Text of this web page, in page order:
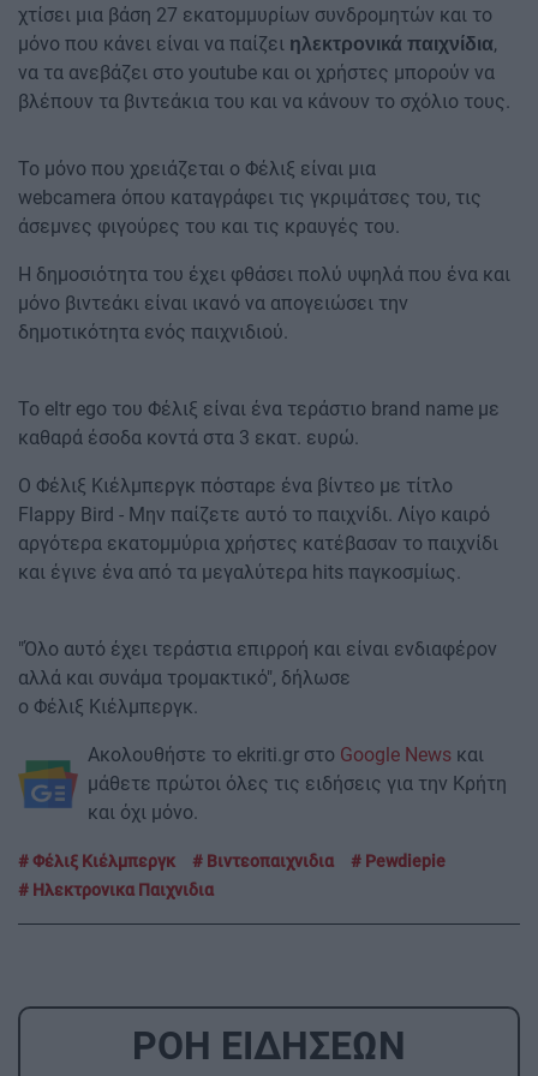
χτίσει μια βάση 27 εκατομμυρίων συνδρομητών και το
μόνο που κάνει είναι να παίζει ηλεκτρονικά παιχνίδια,
να τα ανεβάζει στο youtube και οι χρήστες μπορούν να
βλέπουν τα βιντεάκια του και να κάνουν το σχόλιο τους.
Το μόνο που χρειάζεται ο Φέλιξ είναι μια
webcamera όπου καταγράφει τις γκριμάτσες του, τις
άσεμνες φιγούρες του και τις κραυγές του.
Η δημοσιότητα του έχει φθάσει πολύ υψηλά που ένα και
μόνο βιντεάκι είναι ικανό να απογειώσει την
δημοτικότητα ενός παιχνιδιού.
Το eltr ego του Φέλιξ είναι ένα τεράστιο brand name με
καθαρά έσοδα κοντά στα 3 εκατ. ευρώ.
Ο Φέλιξ Κιέλμπεργκ πόσταρε ένα βίντεο με τίτλο
Flappy Bird - Μην παίζετε αυτό το παιχνίδι. Λίγο καιρό
αργότερα εκατομμύρια χρήστες κατέβασαν το παιχνίδι
και έγινε ένα από τα μεγαλύτερα hits παγκοσμίως.
"Όλο αυτό έχει τεράστια επιρροή και είναι ενδιαφέρον
αλλά και συνάμα τρομακτικό", δήλωσε
ο Φέλιξ Κιέλμπεργκ.
Ακολουθήστε το ekriti.gr στο Google News και
μάθετε πρώτοι όλες τις ειδήσεις για την Κρήτη
και όχι μόνο.
Φέλιξ Κιέλμπεργκ Βιντεοπαιχνιδια
Pewdiepie
Ηλεκτρονικα Παιχνιδια
ΡΟΗ ΕΙΔΗΣΕΩΝ